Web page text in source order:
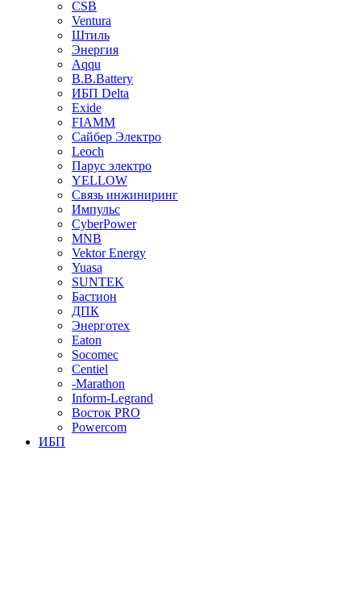
CSB
Ventura
Штиль
Энергия
Aqqu
B.B.Bаttery
ИБП Delta
Exide
FIAMM
Сайбер Электро
Leoch
Парус электро
YELLOW
Связь инжиниринг
Импульс
CyberPower
MNB
Vektor Energy
Yuasa
SUNTEK
Бастион
ДПК
Энерготех
Eaton
Socomec
Centiel
-Marathon
Inform-Legrand
Восток PRO
Powercom
ИБП